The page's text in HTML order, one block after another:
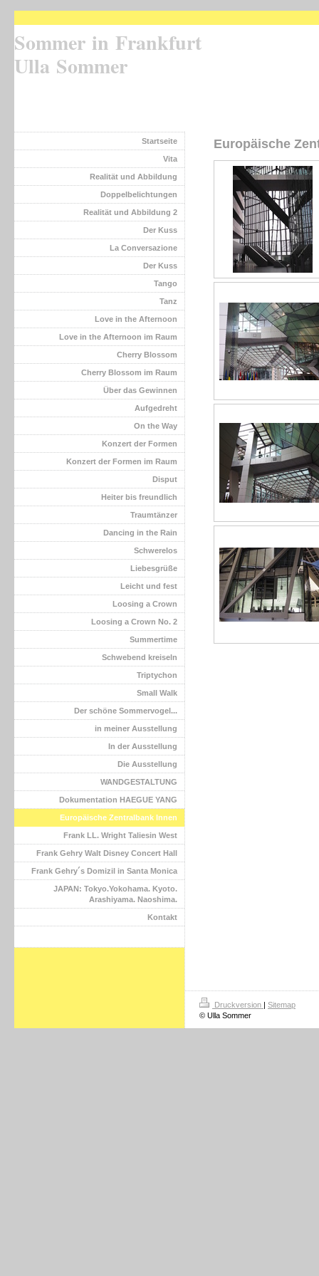
Sommer in Frankfurt
Ulla Sommer
Europäische
Startseite
Vita
Realität und Abbildung
Doppelbelichtungen
Realität und Abbildung 2
Der Kuss
La Conversazione
Der Kuss
Tango
Tanz
Love in the Afternoon
Love in the Afternoon im Raum
Cherry Blossom
Cherry Blossom im Raum
Über das Gewinnen
Aufgedreht
On the Way
Konzert der Formen
Konzert der Formen im Raum
Disput
Heiter bis freundlich
Traumtänzer
Dancing in the Rain
Schwerelos
Liebesgrüße
Leicht und fest
Loosing a Crown
Loosing a Crown No. 2
Summertime
Schwebend kreiseln
Triptychon
Small Walk
Der schöne Sommervogel...
in meiner Ausstellung
In der Ausstellung
Die Ausstellung
WANDGESTALTUNG
Dokumentation HAEGUE YANG
Europäische Zentralbank Innen
Frank LL. Wright Taliesin West
Frank Gehry Walt Disney Concert Hall
Frank Gehry´s Domizil in Santa Monica
JAPAN: Tokyo.Yokohama. Kyoto.
Arashiyama. Naoshima.
Kontakt
Druckversion | Sitemap
© Ulla Sommer